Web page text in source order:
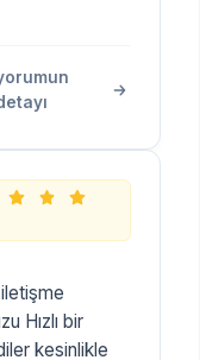
Hızlı bir
kesinlikle